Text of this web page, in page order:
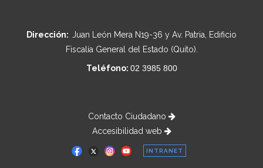
Dirección: Juan León Mera N19-36 y Av. Patria, Edificio
Fiscalía General del Estado (Quito).
Teléfono: 02 3985 800
Contacto Ciudadano
Accesibilidad web
INTRANET